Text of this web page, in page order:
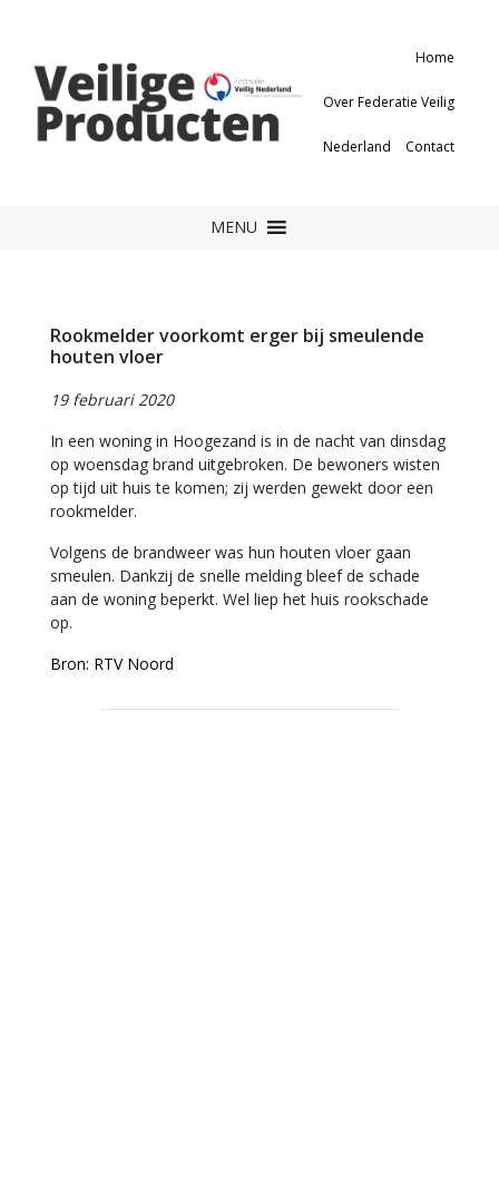
Home
Over Federatie Veilig
Nederland Contact
MENU
Rookmelder voorkomt erger bij smeulende
houten vloer
19 februari 2020
In een woning in Hoogezand is in de nacht van dinsdag
op woensdag brand uitgebroken. De bewoners wisten
op tijd uit huis te komen; zij werden gewekt door een
rookmelder.
Volgens de brandweer was hun houten vloer gaan
smeulen. Dankzij de snelle melding bleef de schade
aan de woning beperkt. Wel liep het huis rookschade
op.
Bron: RTV Noord